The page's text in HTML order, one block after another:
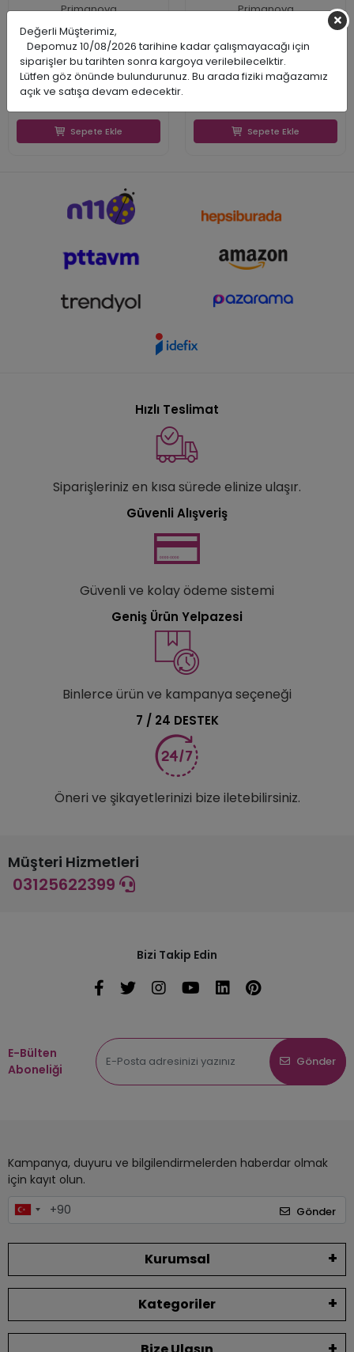
Primanova
PRDME3304
8695024033343
360,00 TL
133,97 TL
133,97 TL
Sepete Ekle
Sepete Ekle
Primanova
8695024210324
720,00 TL
498,16 TL
498,16 TL
Sepete Ekle
Sepete Ekle
Hızlı Teslimat
Siparişleriniz en kısa sürede elinize ulaşır.
Güvenli Alışveriş
Güvenli ve kolay ödeme sistemi
Geniş Ürün Yelpazesi
Binlerce ürün ve kampanya seçeneği
7 / 24 DESTEK
Öneri ve şikayetlerinizi bize iletebilirsiniz.
Müşteri Hizmetleri
03125622399
Bizi Takip Edin
E-Bülten
Aboneliği
Gönder
Kampanya, duyuru ve bilgilendirmelerden haberdar olmak
için kayıt olun.
Gönder
Kurumsal
Kategoriler
Değerli Müşterimiz,
Depomuz 10/08/2026 tarihine kadar çalışmayacağı için
siparişler bu tarihten sonra kargoya verilebilecelktir.
Lütfen göz önünde bulundurunuz. Bu arada fiziki mağazamız
açık ve satışa devam edecektir.